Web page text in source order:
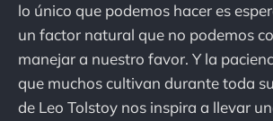
lo único que podemos hacer es
un factor natural que no podemos
manejar a nuestro favor. Y la
que muchos cultivan durante toda
de Leo Tolstoy nos inspira a llevar